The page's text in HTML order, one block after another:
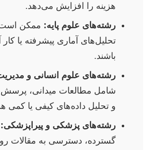
هزینه را افزایش می‌دهد.
رشته‌های علوم پایه: ممکن است
تحلیل‌های آماری پیشرفته یا
باشند.
رشته‌های علوم انسانی و
شامل مطالعات میدانی،
و تحلیل داده‌های کیفی یا کمی
رشته‌های پزشکی و پیراپزشکی:
گسترده، دسترسی به مقالات